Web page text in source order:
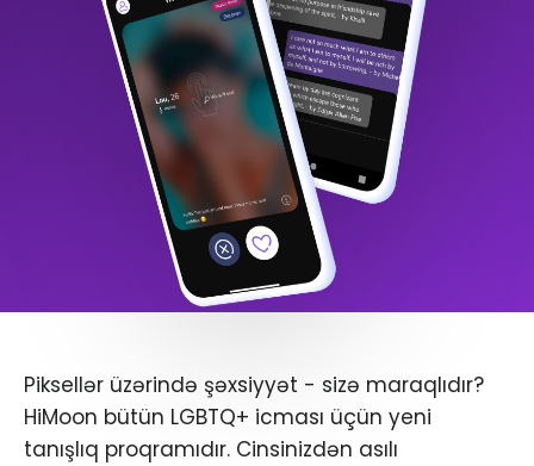
Piksellər üzərində şəxsiyyət - sizə maraqlıdır?
HiMoon bütün LGBTQ+ icması üçün yeni
tanışlıq proqramıdır. Cinsinizdən asılı